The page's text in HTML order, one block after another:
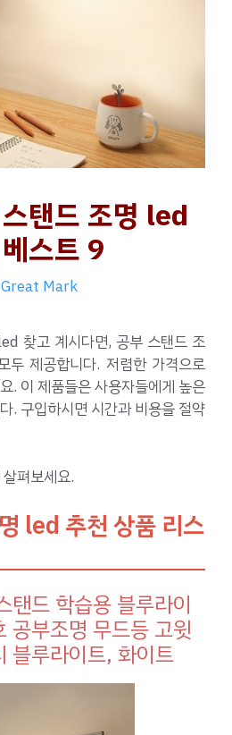
탠드 조명 led
스트 9
Great Mark
찾고 계시다면, 공부 스탠드 조
제공합니다. 저렴한 가격으로
. 이 제품들은 사용자들에게 높은
. 구입하시면 시간과 비용을 절약
펴보세요.
led 추천 상품 리스
드 학습용 블루라이
공부조명 무드등 고윗
블루라이트, 화이트